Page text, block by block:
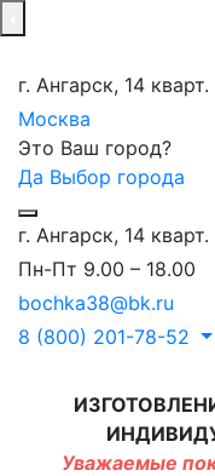
г. Ангарск, 14
Москва
Это Ваш город?
Да Выбор города
г. Ангарск, 14
Пн-Пт 9.00 – 18.00
bochka38@bk.ru
8 (800) 201-78-52
Уважаемые